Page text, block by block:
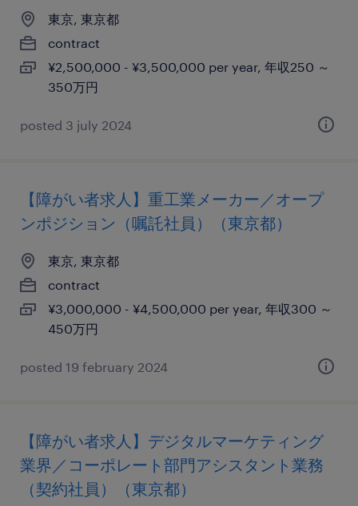
東京, 東京都
contract
¥2,500,000 - ¥3,500,000 per year, 年収250 ～
350万円
posted 3 july 2024
【障がい者求人】重工業メーカー／オープ
ンポジション（嘱託社員）（東京都）
東京, 東京都
contract
¥3,000,000 - ¥4,500,000 per year, 年収300 ～
450万円
posted 19 february 2024
【障がい者求人】デジタルマーケティング
業界／コーポレート部門アシスタント業務
（契約社員）（東京都）